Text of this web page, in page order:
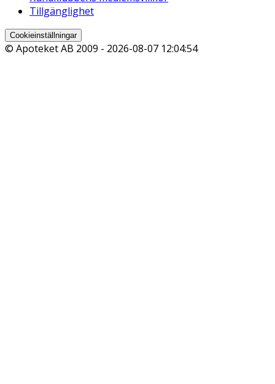
Tillgänglighet
Cookieinställningar
© Apoteket AB 2009 - 2026-08-07 12:04:54